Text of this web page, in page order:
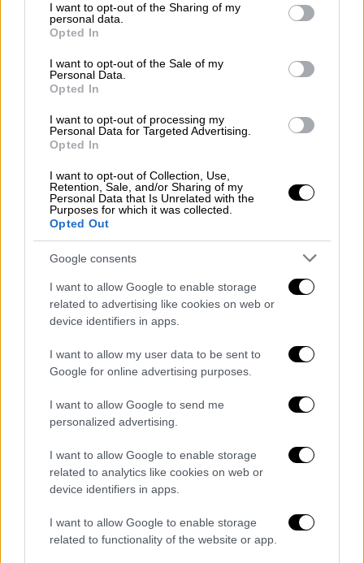
not limited to your visit or usage behaviour. You may click to
grant or deny consent to Google and its third-party tags to
use your data for below specified purposes in below Google
consent section.
I want to opt-out of the Sharing of my
personal data.
Opted In
I want to opt-out of the Sale of my
Personal Data.
Opted In
I want to opt-out of processing my
Personal Data for Targeted Advertising.
Opted In
I want to opt-out of Collection, Use,
Retention, Sale, and/or Sharing of my
Personal Data that Is Unrelated with the
Purposes for which it was collected.
Opted Out
Google consents
I want to allow Google to enable storage
related to advertising like cookies on web or
device identifiers in apps.
I want to allow my user data to be sent to
Google for online advertising purposes.
I want to allow Google to send me
personalized advertising.
I want to allow Google to enable storage
related to analytics like cookies on web or
device identifiers in apps.
I want to allow Google to enable storage
related to functionality of the website or app.
Αθλητισμός|27.09.2019 22:55
Παγκόσμιο στίβου: Διπλή πρόκριση στον
τελικό από Στεφανίδη και
Κυριακοπούλου
Η Κατερίνα Στεφανίδη και η Νικόλ
Κυριακοπούλου πέρασε με την πρώτη το
όριο του τελικού (4.60μ.) στο επί κοντώ και
έδειξαν αποφασισμένες να διεκδικήσουν
μετάλλια
Ελλάδα 27.09.2019 22:49
Αυτοκτόνησε κρατούμενος στις